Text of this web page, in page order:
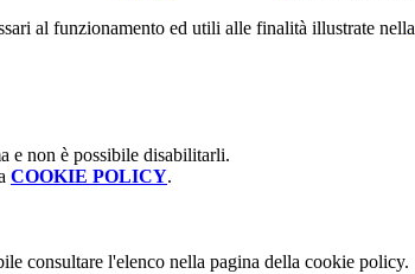
al funzionamento ed utili alle finalità illustrate nella
e non è possibile disabilitarli.
COOKIE POLICY.
consultare l'elenco nella pagina della cookie policy.